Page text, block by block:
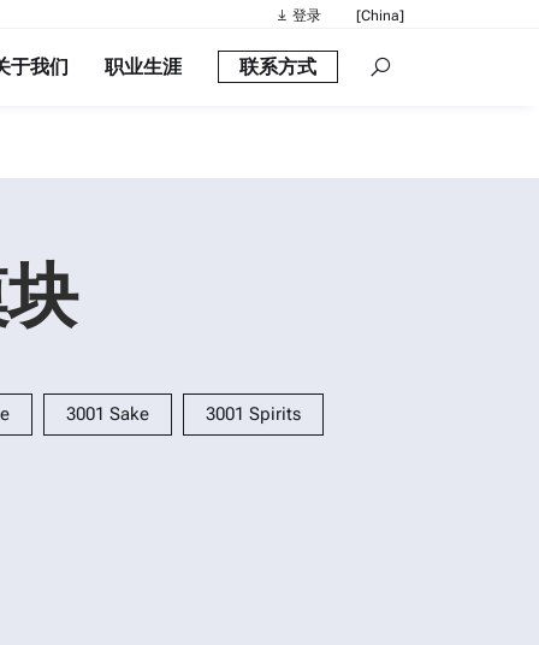
登录 [China]
于我们 职业生涯 联系方式
便携式密度计
3001 Sake 3001 Spirits